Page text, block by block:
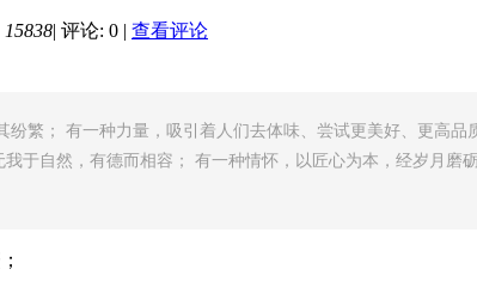
15838| 评论: 0 | 查看评论
纷繁； 有一种力量，吸引着人们去体味、尝试更美好、更高品
于自然，有德而相容； 有一种情怀，以匠心为本，经岁月磨砺